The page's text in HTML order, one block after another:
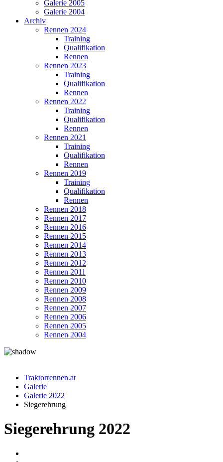
Galerie 2005
Galerie 2004
Archiv
Rennen 2024
Training
Qualifikation
Rennen
Rennen 2023
Training
Qualifikation
Rennen
Rennen 2022
Training
Qualifikation
Rennen
Rennen 2021
Training
Qualifikation
Rennen
Rennen 2019
Training
Qualifikation
Rennen
Rennen 2018
Rennen 2017
Rennen 2016
Rennen 2015
Rennen 2014
Rennen 2013
Rennen 2012
Rennen 2011
Rennen 2010
Rennen 2009
Rennen 2008
Rennen 2007
Rennen 2006
Rennen 2005
Rennen 2004
Traktorrennen.at
Galerie
Galerie 2022
Siegerehrung
Siegerehrung 2022